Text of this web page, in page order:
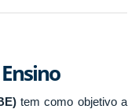
tem como objetivo a